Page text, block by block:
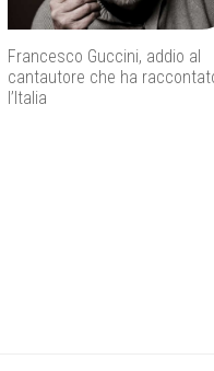
Francesco Guccini, addio al
cantautore che ha
l’Italia